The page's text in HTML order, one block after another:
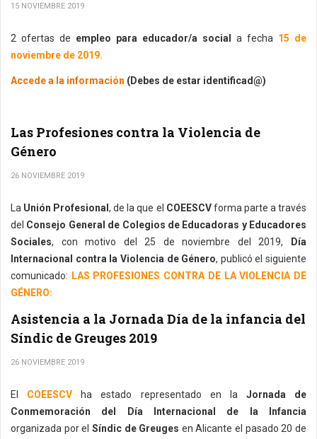
15 NOVIEMBRE 2019
2 ofertas de empleo para educador/a social a fecha 15 de
noviembre de 2019.
Accede a la información (Debes de estar identificad@)
Las Profesiones contra la Violencia de
Género
26 NOVIEMBRE 2019
La Unión Profesional, de la que el COEESCVforma parte a través
del Consejo General de Colegios de Educadoras y Educadores
Sociales, con motivo del 25 de noviembre del 2019,
Día
Internacional contra la Violencia de Género, publicó el siguiente
comunicado: LAS PROFESIONES CONTRA DE LA VIOLENCIA DE
GÉNERO:
Asistencia a la Jornada Día de la infancia del
Síndic de Greuges 2019
26 NOVIEMBRE 2019
El COEESCV ha estado representado en la Jornada de
Conmemoración del Día Internacional de la Infancia
organizada por el Síndic de Greuges en Alicante el pasado 20 de